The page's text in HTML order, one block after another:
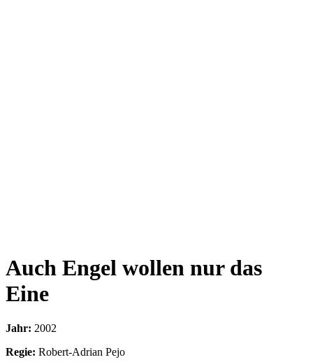
Auch Engel wollen nur das
Eine
Jahr: 2002
Regie: Robert-Adrian Pejo